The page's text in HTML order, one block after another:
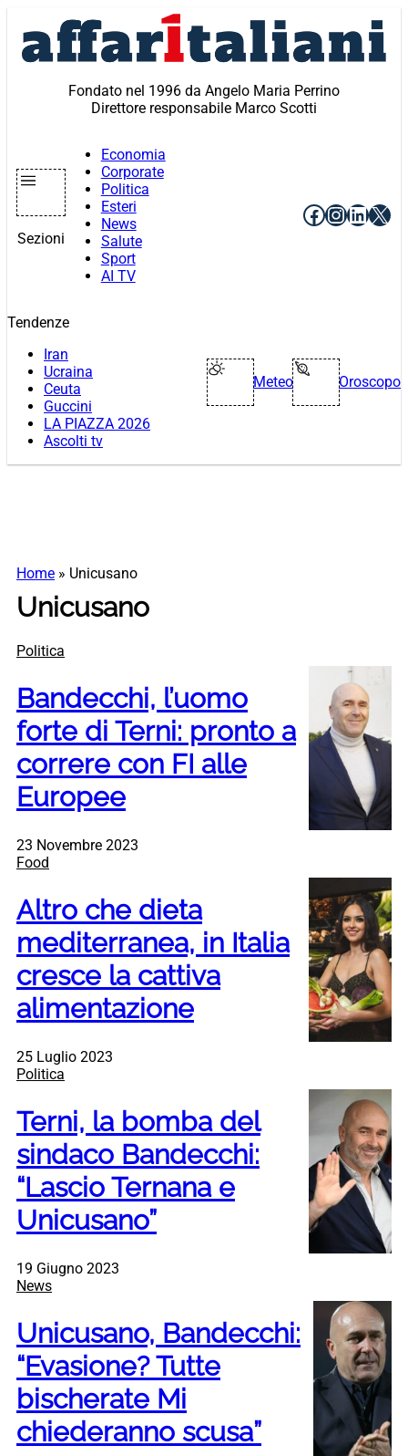
contenuto
Fondato nel 1996 da Angelo Maria Perrino
Direttore responsabile Marco Scotti
Sezioni
Economia
Corporate
Politica
Esteri
News
Salute
Sport
AI TV
Facebook
X
Tendenze
Iran
Ucraina
Ceuta
Guccini
LA PIAZZA 2026
Ascolti tv
Meteo Oroscopo
Home » Unicusano
Unicusano
Politica
Bandecchi, l’uomo
forte di Terni: pronto a
correre con FI alle
Europee
23 Novembre 2023
Food
Altro che dieta
mediterranea, in Italia
cresce la cattiva
alimentazione
25 Luglio 2023
Politica
Terni, la bomba del
sindaco Bandecchi:
“Lascio Ternana e
Unicusano”
19 Giugno 2023
News
Unicusano, Bandecchi:
“Evasione? Tutte
bischerate Mi
chiederanno scusa”